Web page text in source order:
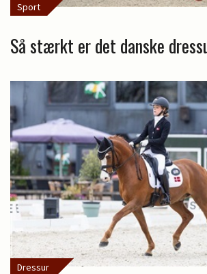
Sport
Så stærkt er det danske
Dressur